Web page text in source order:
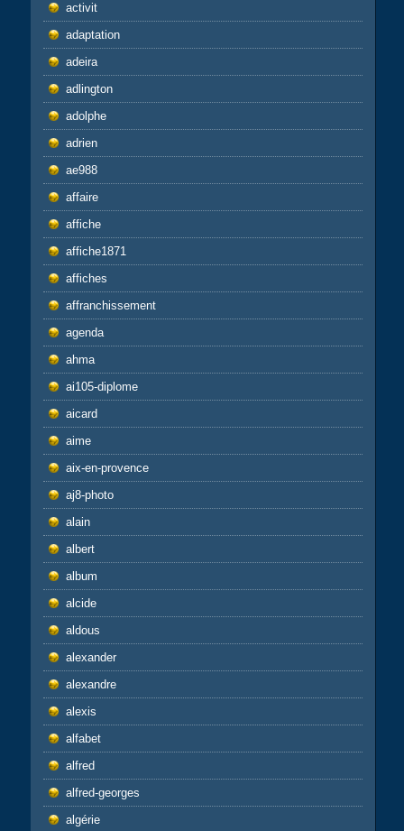
activit
adaptation
adeira
adlington
adolphe
adrien
ae988
affaire
affiche
affiche1871
affiches
affranchissement
agenda
ahma
ai105-diplome
aicard
aime
aix-en-provence
aj8-photo
alain
albert
album
alcide
aldous
alexander
alexandre
alexis
alfabet
alfred
alfred-georges
algérie